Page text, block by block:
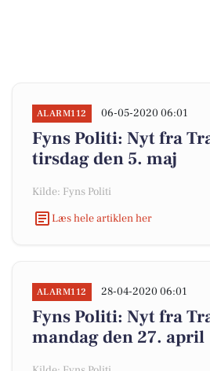
ALARM112 06-05-2020 06:01
Fyns Politi: Nyt fra
tirsdag den 5. maj
Kilde: Fyns Politi
Læs hele artiklen her
ALARM112 28-04-2020 06:01
Fyns Politi: Nyt fra
mandag den 27. april